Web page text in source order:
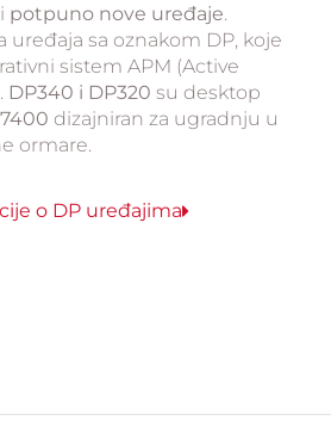
potpuno nove uređaje.
uređaja sa oznakom DP, koje
sistem APM (Active
DP340 i DP320 su desktop
dizajniran za ugradnju u
ormare.
o DP uređajima